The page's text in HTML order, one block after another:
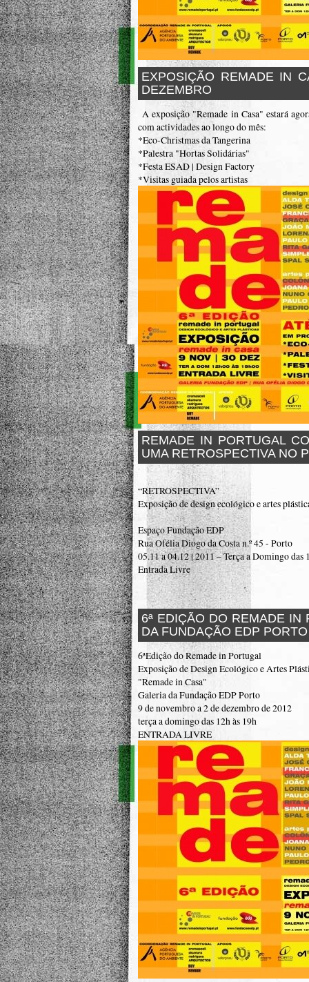
EXPOSIÇÃO REMADE IN
DEZEMBRO
A exposição "Remade in Casa" estará
com actividades ao longo do mês:
*Eco-Christmas da Tangerina
*Palestra "Hortas Solidárias"
*Festa ESAD | Design Factory
*Visitas guiada pelos artistas
REMADE IN PORTUGAL
UMA RETROSPECTIVA NO
“RETROSPECTIVA”
Exposição de design ecológico e artes
Espaço Fundação EDP
Rua Ofélia Diogo da Costa n.º 45 - Porto
05.11 a 04.12 | 2011 – Terça a Domingo das
Entrada Livre
6ª EDIÇÃO DO REMADE IN
DA FUNDAÇÃO EDP PORTO
6ªEdição do Remade in Portugal
Exposição de Design Ecológico e Artes
"Remade in Casa"
Galeria da Fundação EDP Porto
9 de novembro a 2 de dezembro de 2012
terça a domingo das 12h às 19h
ENTRADA LIVRE